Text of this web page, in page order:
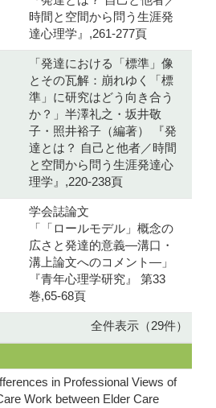
時間と空間から問う生涯発
達心理学』,261-277頁
「発達における「標準」像
とその瓦解：崩れゆく「標
準」に研究はどう向き合う
か？」半澤礼之・坂井敬
子・照井裕子（編著） 『発
達とは？ 自己と他者／時間
と空間から問う生涯発達心
理学』,220-238頁
学会誌論文
「「ロールモデル」概念の
広さと発達的意義―溝口・
溝上論文へのコメント―」
『青年心理学研究』 第33
巻,65-68頁
全件表示（29件）
in Professional Views of
Work between Elder Care